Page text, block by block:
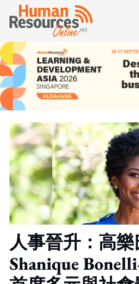
人事晉升：高
Shanique